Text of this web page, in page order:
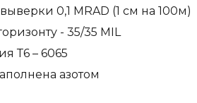
0,1 MRAD (1 см на 100м)
- 35/35 MIL
Т6 – 6065
азотом